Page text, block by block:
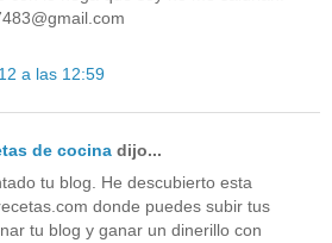
a las 12:59
de cocina dijo...
tu blog. He descubierto esta
donde puedes subir tus
tu blog y ganar un dinerillo con